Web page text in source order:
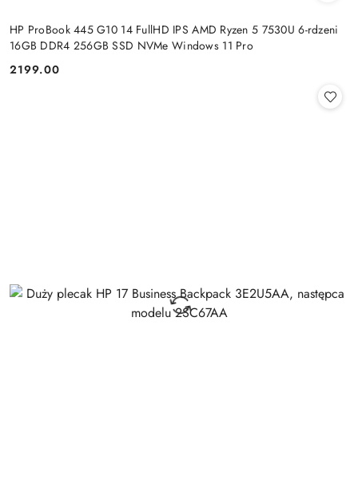
HP ProBook 445 G10 14 FullHD IPS AMD Ryzen 5 7530U 6-rdzeni
16GB DDR4 256GB SSD NVMe Windows 11 Pro
Cena:
2199.00